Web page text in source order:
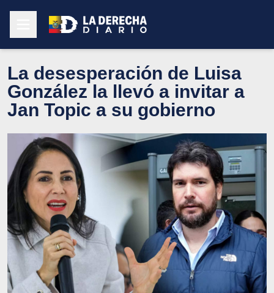
La desesperación de Luisa
González la llevó a invitar a
Jan Topic a su gobierno